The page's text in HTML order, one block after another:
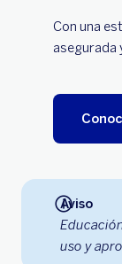
Con una
asegurada
Aviso
uso y